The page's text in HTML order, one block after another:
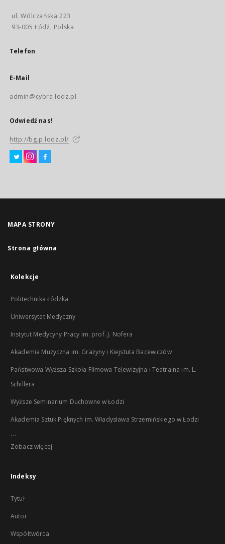
ul. Wólczańska 223
93-005 Łódź, Polska
Telefon
E-Mail
admin@cybra.lodz.pl
Odwiedź nas!
http://bg.p.lodz.pl/
MAPA STRONY
Strona główna
Kolekcje
Politechnika Łódzka
Uniwersytet Medyczny
Instytut Medycyny Pracy im. prof. J. Nofera
Akademia Muzyczna im. Grażyny i Kiejstuta Bacewiczów
Państwowa Wyższa Szkoła Filmowa Telewizyjna i Teatralna im. L.
Schillera
Wyższe Seminarium Duchowne w Łodzi
Akademia Sztuk Pięknych im. Władysława Strzemińskiego w Łodzi
...
Zobacz więcej
Indeksy
Tytuł
Autor
Współtwórca